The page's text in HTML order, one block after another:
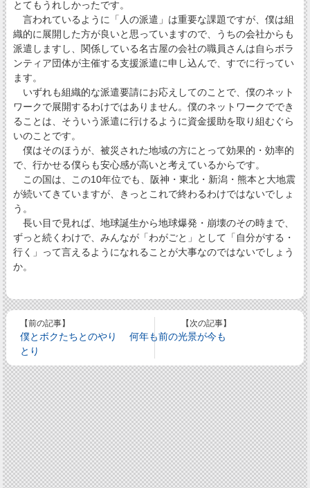
とてもうれしかったです。
言われているように「人の派遣」は重要な課題ですが、僕は組
織的に展開した方が良いと思っていますので、うちの会社からも
派遣しますし、関係している名古屋の会社の職員さんは自らボラ
ンティア団体が主催する支援派遣に申し込んで、すでに行ってい
ます。
いずれも組織的な派遣要請にお応えしてのことで、僕のネット
ワークで展開するわけではありません。僕のネットワークででき
ることは、そういう派遣に行けるように資金援助を取り組むぐら
いのことです。
僕はそのほうが、被災された地域の方にとって効果的・効率的
で、行かせる僕らも安心感が高いと考えているからです。
この国は、この10年位でも、阪神・東北・新潟・熊本と大地震
が続いてきていますが、きっとこれで終わるわけではないでしょ
う。
長い目で見れば、地球誕生から地球爆発・崩壊のその時まで、
ずっと続くわけで、みんなが「わがごと」として「自分がする・
行く」って言えるようになれることが大事なのではないでしょう
か。
【前の記事】
僕とボクたちとのやり
とり
【次の記事】
何年も前の光景が今も